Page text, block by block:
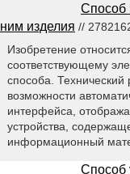
Способ
ним изделия //
Изобретение
соответствующему
способа. Технический
возможности
интерфейса,
устройства,
информационный
Способ